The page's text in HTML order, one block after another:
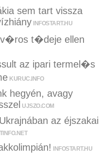
sem tart vissza
INFOSTART.HU
t�deje ellen
az ipari termel�s
KURUC.INFO
hegyén, avagy
UJSZO.COM
az éjszakai
INFOSTART.HU